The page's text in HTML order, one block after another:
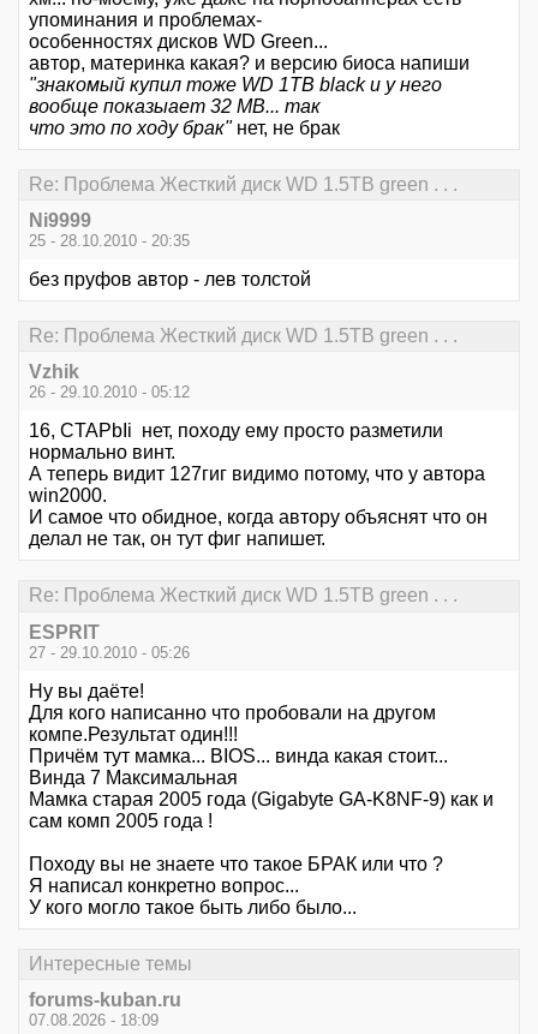
упоминания и проблемах-
особенностях дисков WD Green...
автор, материнка какая? и версию биоса напиши
"знакомый купил тоже WD 1TB black и у него
вообще показыает 32 MB... так
что это по ходу брак"нет, не брак
Re: Проблема Жесткий диск WD 1.5TB green . . .
Ni9999
25 - 28.10.2010 - 20:35
без пруфов автор - лев толстой
Re: Проблема Жесткий диск WD 1.5TB green . . .
Vzhik
26 - 29.10.2010 - 05:12
16, CTAPbIi нет, походу ему просто разметили
нормально винт.
А теперь видит 127гиг видимо потому, что у автора
win2000.
И самое что обидное, когда автору объяснят что он
делал не так, он тут фиг напишет.
Re: Проблема Жесткий диск WD 1.5TB green . . .
ESPRIT
27 - 29.10.2010 - 05:26
Ну вы даёте!
Для кого написанно что пробовали на другом
компе.Результат один!!!
Причём тут мамка... BIOS... винда какая стоит...
Винда 7 Максимальная
Мамка старая 2005 года (Gigabyte GA-K8NF-9) как и
сам комп 2005 года !
Походу вы не знаете что такое БРАК или что ?
Я написал конкретно вопрос...
У кого могло такое быть либо было...
Интересные темы
forums-kuban.ru
07.08.2026 - 18:09